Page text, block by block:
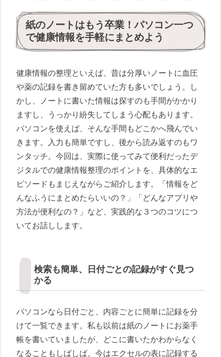
紙のノートはもう卒業！パソコン一つ
で健康情報を手軽にまとめよう
健康情報の整理といえば、昔は分厚いノートに血圧
や薬の記録を書き留めていた方も多いでしょう。し
かし、ノートに書いた情報は探すのも手間がかかり
ますし、うっかり紛失してしまう心配もあります。
パソコンを使えば、そんな手間もどこかへ飛んでい
きます。入力も簡単ですし、後から読み返すのもワ
ンタッチ。今回は、実際に使ってみて便利だったデ
ジタルでの健康情報整理のポイントを、具体的なエ
ピソードもまじえながらご紹介します。「情報をど
んなふうにまとめたらいいの？」「どんなアプリや
方法が便利なの？」など、実践的な３つのコツにつ
いてお話しします。
検索も簡単、日付ごとの記録がすぐ見つ
かる
パソコンなら日付ごと、内容ごとに簡単に記録を分
けて一覧できます。私も以前は紙のノートにお薬手
帳を書いていましたが、どこに書いたかわからなく
なることもしばしば。今はエクセルの表に記録する